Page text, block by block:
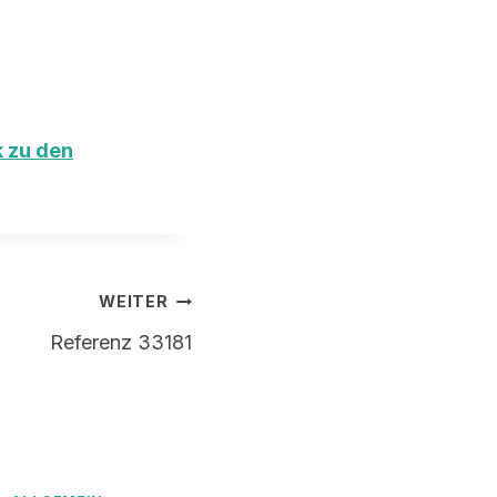
zu den
WEITER
Referenz 33181